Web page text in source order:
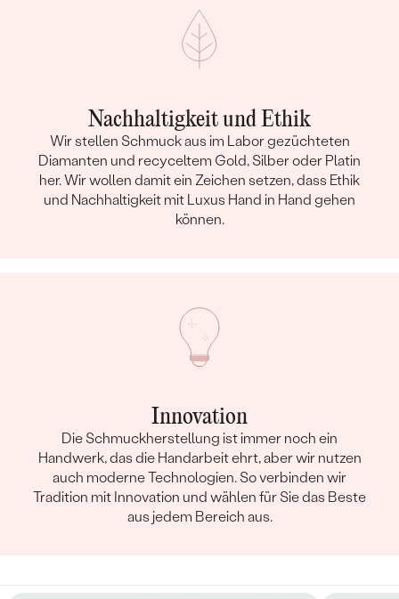
Nachhaltigkeit und Ethik
Wir stellen Schmuck aus im Labor gezüchteten
Diamanten und recyceltem Gold, Silber oder Platin
her. Wir wollen damit ein Zeichen setzen, dass Ethik
und Nachhaltigkeit mit Luxus Hand in Hand gehen
können.
Innovation
Die Schmuckherstellung ist immer noch ein
Handwerk, das die Handarbeit ehrt, aber wir nutzen
auch moderne Technologien. So verbinden wir
Tradition mit Innovation und wählen für Sie das Beste
aus jedem Bereich aus.